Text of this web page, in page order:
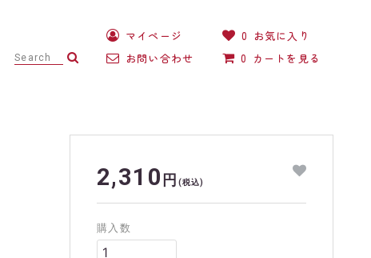
マイページ 0 お気に入り
0 カートを見る
お問い合わせ
2,310 円 (税込)
購入数